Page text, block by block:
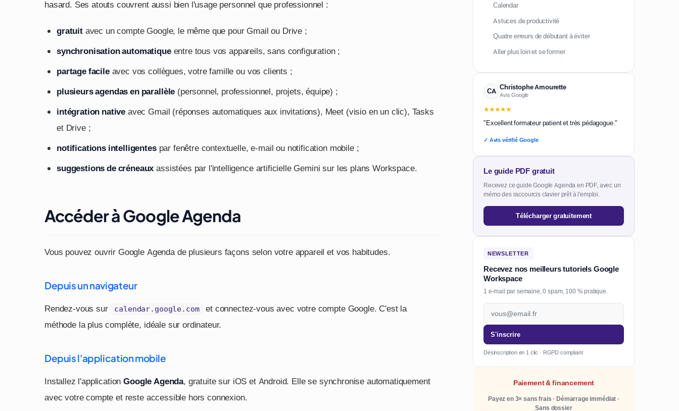
hasard. Ses atouts couvrent aussi bien l'usage personnel que professionnel :
gratuitavec un compte Google, le même que pour Gmail ou Drive ;
synchronisation automatiqueentre tous vos appareils, sans configuration ;
partage facileavec vos collègues, votre famille ou vos clients ;
plusieurs agendas en parallèle (personnel, professionnel, projets, équipe) ;
intégration native avec Gmail (réponses automatiques aux invitations), Meet (visio en un clic), Tasks
et Drive ;
notifications intelligentespar fenêtre contextuelle, e-mail ou notification mobile ;
suggestions de créneaux assistées par l'intelligence artificielle Gemini sur les plans Workspace.
Accéder à Google Agenda
Vous pouvez ouvrir Google Agenda de plusieurs façons selon votre appareil et vos habitudes.
Depuis un navigateur
Rendez-vous sur calendar.google.com
et connectez-vous avec votre compte Google. C'est la
méthode la plus complète, idéale sur ordinateur.
Depuis l'application mobile
Installez l'applicationGoogle Agenda, gratuite sur iOS et Android. Elle se synchronise automatiquement
avec votre compte et reste accessible hors connexion.
Calendar
Astuces de productivité
Quatre erreurs de débutant à éviter
Aller plus loin et se former
CA Christophe Amourette
Avis Google
★★★★★
"Excellent formateur patient et très pédagogue."
✓ Avis vérifié Google
Le guide PDF gratuit
Recevez ce guide Google Agenda en PDF, avec un
mémo des raccourcis clavier prêt à l'emploi.
Télécharger gratuitement
NEWSLETTER
Recevez nos meilleurs tutoriels Google
Workspace
1 e-mail par semaine, 0 spam, 100 % pratique.
S'inscrire
Désinscription en 1 clic · RGPD compliant
Paiement & financement
Payez en 3× sans frais · Démarrage immédiat ·
Sans dossier